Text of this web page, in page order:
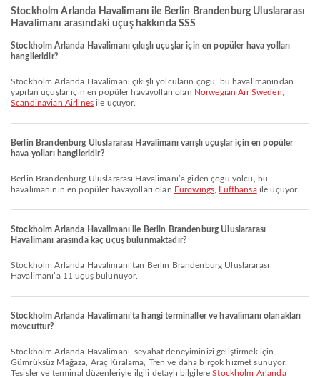
Stockholm Arlanda Havalimanı ile Berlin Brandenburg Uluslararası
Havalimanı arasındaki uçuş hakkında SSS
Stockholm Arlanda Havalimanı çıkışlı uçuşlar için en popüler hava yolları
hangileridir?
Stockholm Arlanda Havalimanı çıkışlı yolcuların çoğu, bu havalimanından
yapılan uçuşlar için en popüler havayolları olan Norwegian Air Sweden
Scandinavian Airlinesile uçuyor.
Berlin Brandenburg Uluslararası Havalimanı varışlı uçuşlar için en popüler
hava yolları hangileridir?
Berlin Brandenburg Uluslararası Havalimanı’a giden çoğu yolcu, bu
havalimanının en popüler havayolları olan Eurowings Lufthansaile uçuyor.
Stockholm Arlanda Havalimanı ile Berlin Brandenburg Uluslararası
Havalimanı arasında kaç uçuş bulunmaktadır?
Stockholm Arlanda Havalimanı’tan Berlin Brandenburg Uluslararası
Havalimanı’a 11 uçuş bulunuyor.
Stockholm Arlanda Havalimanı’ta hangi terminaller ve havalimanı olanakları
mevcuttur?
Stockholm Arlanda Havalimanı, seyahat deneyiminizi geliştirmek için
Gümrüksüz Mağaza, Araç Kiralama, Tren ve daha birçok hizmet sunuyor.
Tesisler ve terminal düzenleriyle ilgili detaylı bilgilereStockholm Arlanda